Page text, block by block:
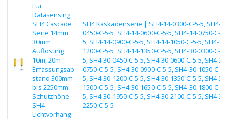
Für
Datasensing
SH4 Cascade
Serie 14mm,
30mm
Auflösung
10m, 20m
Erfassungsab
stand 300mm
bis 2250mm
Schutzhöhe
SH4
Lichtvorhang
SH4 Kaskadenserie | SH4-14-0300-C-5-5, SH4-
0450-C-5-5, SH4-14-0600-C-5-5, SH4-14-0750-C-5-
5, SH4-14-0900-C-5-5, SH4-14-1050-C-5-5, SH4-
1200-C-5-5, SH4-14-1350-C-5-5, SH4-30-0300-C-5-
5, SH4-30-0450-C-5-5, SH4-30-0600-C-5-5, SH4-
0750-C-5-5, SH4-30-0900-C-5-5, SH4-30-1050-C-5-
5, SH4-30-1200-C-5-5, SH4-30-1350-C-5-5, SH4-
1500-C-5-5, SH4-30-1650-C-5-5, SH4-30-1800-C-5-
5, SH4-30-1950-C-5-5, SH4-30-2100-C-5-5, SH4-
2250-C-5-5